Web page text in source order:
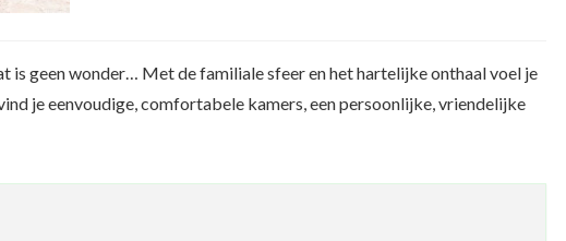
is geen wonder… Met de familiale sfeer en het hartelijke onthaal voel je
je eenvoudige, comfortabele kamers, een persoonlijke, vriendelijke